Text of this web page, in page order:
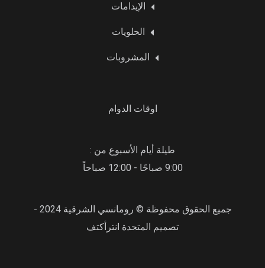
الإيدامات
الحلويات
المشروبات
اوقات الدوام
طيلة أيام الأسبوع من :
9:00 صباحًا - 12:00 صباحاً
جميع الحقوق محفوظة © رومانسي الشرقية 2024 -
تصميم المتحدة انترأكتف